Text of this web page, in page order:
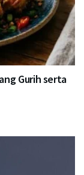
Gurih serta